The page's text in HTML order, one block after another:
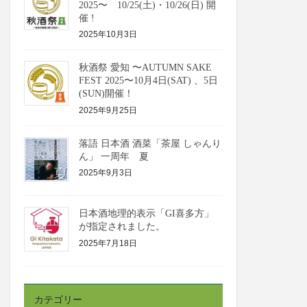
2025〜 10/25(土)・10/26(日) 開
催 !
2025年10月3日
秋酒祭 愛知 〜AUTUMN SAKE
FEST 2025〜10月4日(SAT) 、5日
(SUN)開催！
2025年9月25日
落語 日本酒 酒菜「茶屋 しゃんり
ん」 一周年 夏
2025年9月3日
日本酒地理的表示「GI喜多方」
が指定されました。
2025年7月18日
カテゴリー